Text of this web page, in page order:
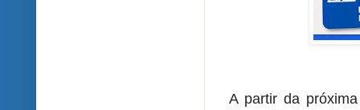
A partir da